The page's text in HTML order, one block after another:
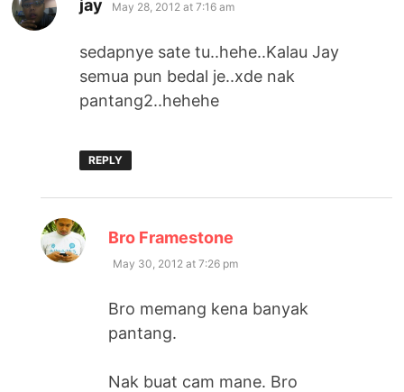
jay May 28, 2012 at 7:16 am
sedapnye sate tu..hehe..Kalau Jay
semua pun bedal je..xde nak
pantang2..hehehe
REPLY
Bro Framestone
May 30, 2012 at 7:26 pm
Bro memang kena banyak
pantang.
Nak buat cam mane. Bro